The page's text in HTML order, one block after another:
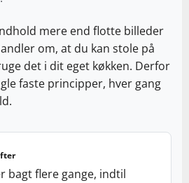
mere end flotte billeder
om, at du kan stole på
det i dit eget køkken. Derfor
faste principper, hver gang
bagt flere gange, indtil